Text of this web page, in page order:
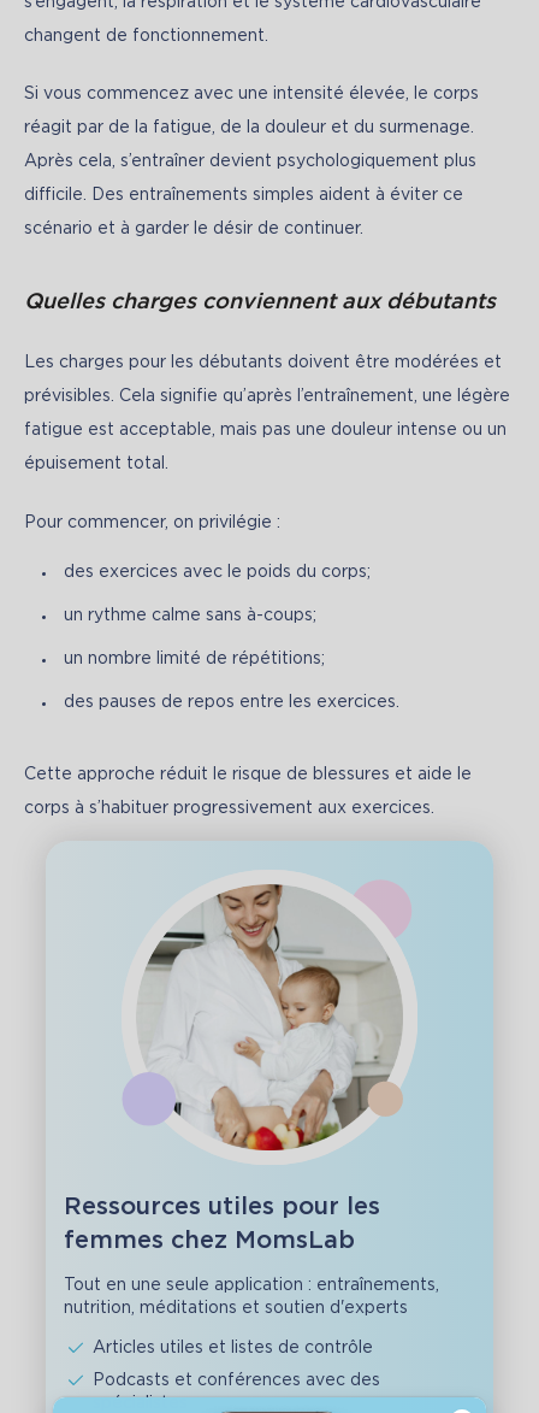
changent de fonctionnement.
Si vous commencez avec une intensité élevée, le corps
réagit par de la fatigue, de la douleur et du surmenage.
Après cela, s’entraîner devient psychologiquement plus
difficile. Des entraînements simples aident à éviter ce
scénario et à garder le désir de continuer.
Quelles charges conviennent aux débutants
Les charges pour les débutants doivent être modérées et
prévisibles. Cela signifie qu’après l’entraînement, une légère
fatigue est acceptable, mais pas une douleur intense ou un
épuisement total.
Pour commencer, on privilégie :
des exercices avec le poids du corps;
un rythme calme sans à-coups;
un nombre limité de répétitions;
des pauses de repos entre les exercices.
Cette approche réduit le risque de blessures et aide le
corps à s’habituer progressivement aux exercices.
Ressources utiles pour les
femmes chez MomsLab
Tout en une seule application : entraînements,
nutrition, méditations et soutien d'experts
Articles utiles et listes de contrôle
Podcasts et conférences avec des